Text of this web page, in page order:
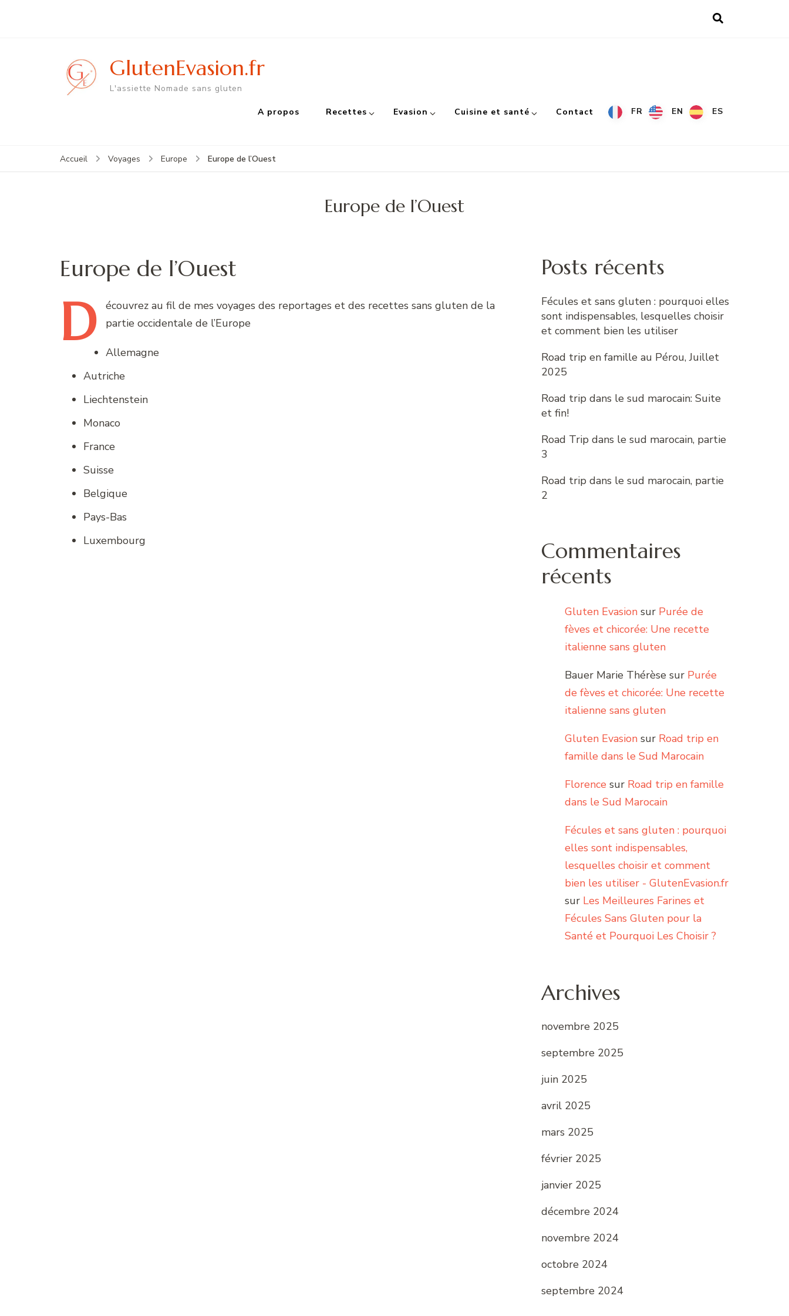
GlutenEvasion.fr
L'assiette Nomade sans gluten
A propos Recettes Evasion Cuisine et santé Contact FR EN ES
Accueil Voyages Europe Europe de l’Ouest
Europe de l’Ouest
Europe de l’Ouest
D écouvrez au fil de mes voyages des reportages et des recettes sans gluten de la
partie occidentale de l’Europe
Allemagne
Autriche
Liechtenstein
Monaco
France
Suisse
Belgique
Pays-Bas
Luxembourg
Posts récents
Fécules et sans gluten : pourquoi elles
sont indispensables, lesquelles choisir
et comment bien les utiliser
Road trip en famille au Pérou, Juillet
2025
Road trip dans le sud marocain: Suite
et fin!
Road Trip dans le sud marocain, partie
3
Road trip dans le sud marocain, partie
2
Commentaires
récents
Gluten Evasion sur Purée de
fèves et chicorée: Une recette
italienne sans gluten
Bauer Marie Thérèse sur Purée
de fèves et chicorée: Une recette
italienne sans gluten
Gluten Evasion sur Road trip en
famille dans le Sud Marocain
Florence sur Road trip en famille
dans le Sud Marocain
Fécules et sans gluten : pourquoi
elles sont indispensables,
lesquelles choisir et comment
bien les utiliser - GlutenEvasion.fr
sur Les Meilleures Farines et
Fécules Sans Gluten pour la
Santé et Pourquoi Les Choisir ?
Archives
novembre 2025
septembre 2025
juin 2025
avril 2025
mars 2025
février 2025
janvier 2025
décembre 2024
novembre 2024
octobre 2024
septembre 2024